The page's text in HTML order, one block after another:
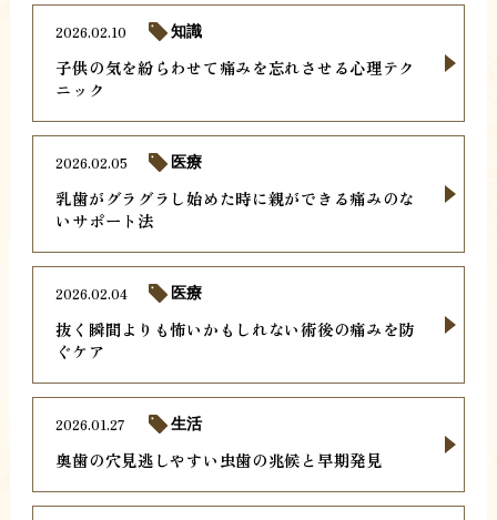
子供の気を紛らわせて痛みを忘れさせる心理テク
ニック
2026.02.10 知識
乳歯がグラグラし始めた時に親ができる痛みのな
いサポート法
2026.02.05 医療
抜く瞬間よりも怖いかもしれない術後の痛みを防
ぐケア
2026.02.04 医療
奥歯の穴見逃しやすい虫歯の兆候と早期発見
2026.01.27 生活